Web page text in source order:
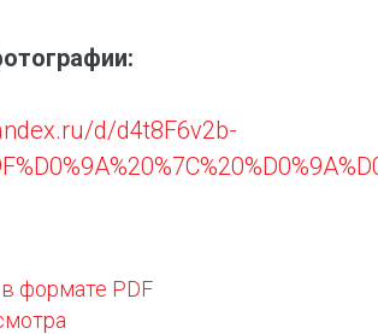
d/d4t8F6v2b-
формате PDF